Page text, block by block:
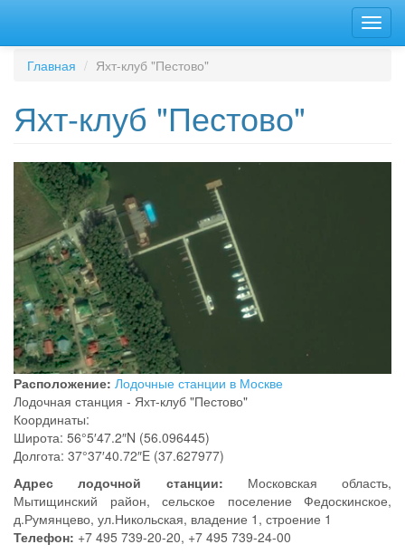
основному
содержанию
Главная
Яхт-клуб "Пестово"
Яхт-клуб "Пестово"
Расположение: Лодочные станции в Москве
Лодочная станция - Яхт-клуб "Пестово"
Координаты:
Широта: 56°5′47.2″N (56.096445)
Долгота: 37°37′40.72″E (37.627977)
Адрес лодочной станции: Московская область,
Мытищинский район, сельское поселение Федоскинское,
д.Румянцево, ул.Никольская, владение 1, строение 1
Телефон: +7 495 739-20-20, +7 495 739-24-00